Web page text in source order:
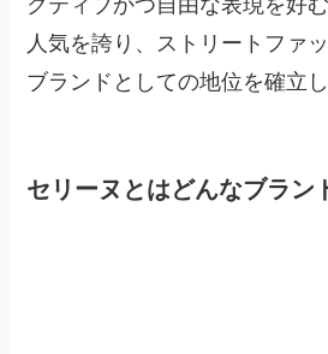
クティブかつ自由な表現を好
人気を誇り、ストリートファ
ブランドとしての地位を確立し
セリーヌとはどんなブラン